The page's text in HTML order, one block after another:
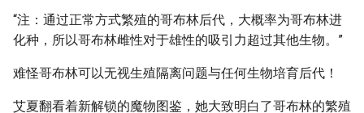
“注：通过正常方式繁殖的哥布林后代，大概率为哥布林进
化种，所以哥布林雌性对于雄性的吸引力超过其他生物。”
难怪哥布林可以无视生殖隔离问题与任何生物培育后代！
艾夏翻看着新解锁的魔物图鉴，她大致明白了哥布林的繁殖